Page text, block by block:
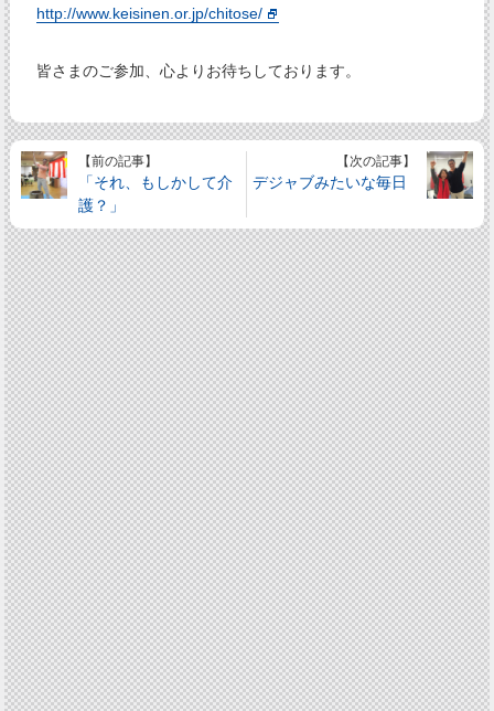
http://www.keisinen.or.jp/chitose/
皆さまのご参加、心よりお待ちしております。
【前の記事】
「それ、もしかして介
護？」
【次の記事】
デジャブみたいな毎日